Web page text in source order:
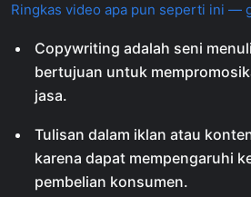
Ringkas video apa pun seperti ini —
Copywriting adalah seni
bertujuan untuk
jasa.
Tulisan dalam iklan atau
karena dapat mempengaruhi
pembelian konsumen.